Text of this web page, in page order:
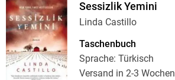
Sessizlik Yemini
Linda Castillo
Taschenbuch
Sprache: Türkisch
Versand in 2-3 Wochen